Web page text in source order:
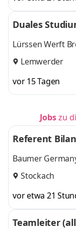
Duales
Lürssen Werft
Lemwerder
vor 15 Tagen
Jobszu
Referent
Baumer
Stockach
vor etwa 21
Teamleiter